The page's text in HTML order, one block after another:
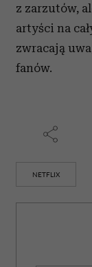
z zarzutów,
artyści na
zwracają
fanów.
NETFLIX